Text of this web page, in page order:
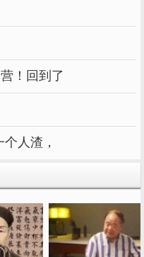
”过，坐车不必
！回到了
人渣，